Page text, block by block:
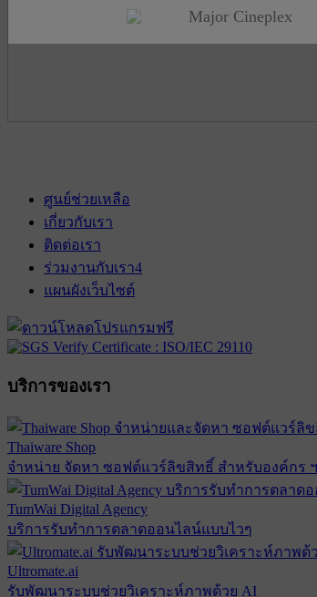
Major Cineplex
ศูนย์ช่วยเหลือ
เกี่ยวกับเรา
ติดต่อเรา
ร่วมงานกับเรา4
แผนผังเว็บไซต์
บริการของเรา
Thaiware Shop
จำหน่าย จัดหา ซอฟต์แวร์ลิขสิทธิ์ สำหรับองค์กร
TumWai Digital Agency
บริการรับทำการตลาดออนไลน์แบบไวๆ
Ultromate.ai
รับพัฒนาระบบช่วยวิเคราะห์ภาพด้วย AI